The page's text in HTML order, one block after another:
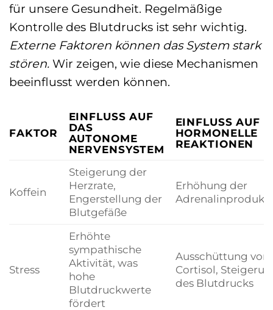
für unsere Gesundheit. Regelmäßige
Kontrolle des Blutdrucks ist sehr wichtig.
Externe Faktoren können das System stark
stören. Wir zeigen, wie diese Mechanismen
beeinflusst werden können.
FAKTOR
EINFLUSS AUF
DAS
AUTONOME
NERVENSYSTEM
EINFLUSS AUF
HORMONELLE
REAKTIONEN
Koffein
Steigerung der
Herzrate,
Engerstellung der
Blutgefäße
Erhöhung der
Stress
Erhöhte
sympathische
Aktivität, was
hohe
Blutdruckwerte
fördert
Ausschüttung von
Cortisol,
des Blutdrucks